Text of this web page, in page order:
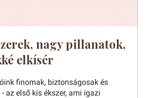
nagy pillanatok,
elkísér
finomak, biztonságosak és
az első kis ékszer, ami igazi